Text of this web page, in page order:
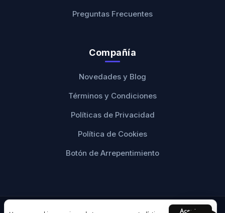
Aceptar
Preguntas Frecuentes
Compañía
Novedades y Blog
Términos y Condiciones
Políticas de Privacidad
Política de Cookies
Botón de Arrepentimiento